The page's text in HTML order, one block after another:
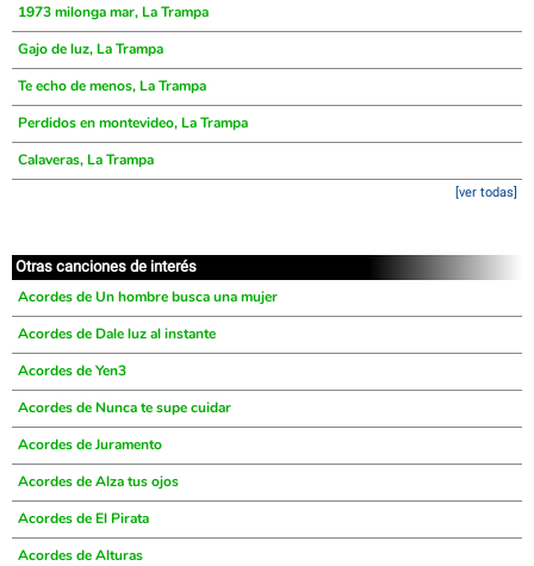
1973 milonga mar, La Trampa
Gajo de luz, La Trampa
Te echo de menos, La Trampa
Perdidos en montevideo, La Trampa
Calaveras, La Trampa
[ver todas]
Otras canciones de interés
Acordes de Un hombre busca una mujer
Acordes de Dale luz al instante
Acordes de Yen3
Acordes de Nunca te supe cuidar
Acordes de Juramento
Acordes de Alza tus ojos
Acordes de El Pirata
Acordes de Alturas